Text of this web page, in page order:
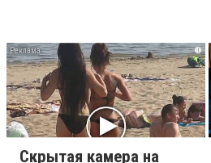
i
Скрытая камера на